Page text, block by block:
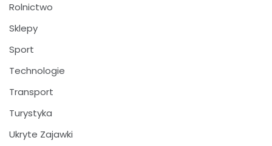
Rolnictwo
Sklepy
Sport
Technologie
Transport
Turystyka
Ukryte Zajawki